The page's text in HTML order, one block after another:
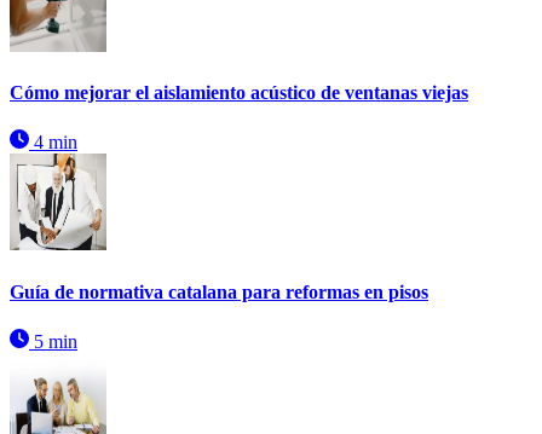
Cómo mejorar el aislamiento acústico de ventanas viejas
4 min
Guía de normativa catalana para reformas en pisos
5 min